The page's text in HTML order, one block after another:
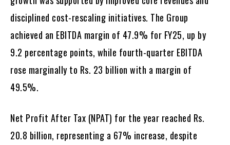
disciplined cost-rescaling initiatives. The Group
achieved an EBITDA margin of 47.9% for FY25, up by
9.2 percentage points, while fourth-quarter EBITDA
rose marginally to Rs. 23 billion with a margin of
49.5%.
Net Profit After Tax (NPAT) for the year reached Rs.
20.8 billion, representing a 67% increase, despite